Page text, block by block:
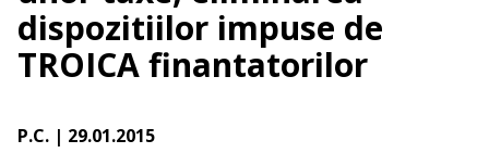
dispozitiilor impuse de
TROICA finantatorilor
P.C. | 29.01.2015